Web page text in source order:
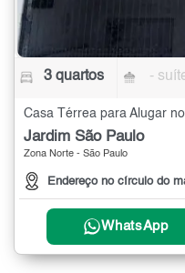
3 quartos -
Casa Térrea para Alugar
Jardim São Paulo
Zona Norte - São Paulo
Endereço no círculo do
WhatsApp